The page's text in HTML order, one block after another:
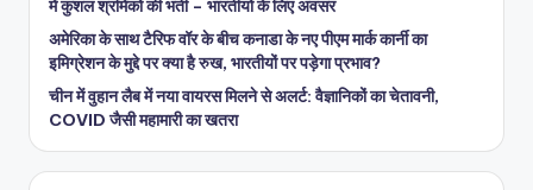
में कुशल श्रमिकों की भर्ती – भारतीयों के लिए अवसर
अमेरिका के साथ टैरिफ वॉर के बीच कनाडा के नए पीएम मार्क कार्नी का
इमिग्रेशन के मुद्दे पर क्या है रुख, भारतीयों पर पड़ेगा प्रभाव?
चीन में वुहान लैब में नया वायरस मिलने से अलर्ट: वैज्ञानिकों का चेतावनी,
COVID जैसी महामारी का खतरा